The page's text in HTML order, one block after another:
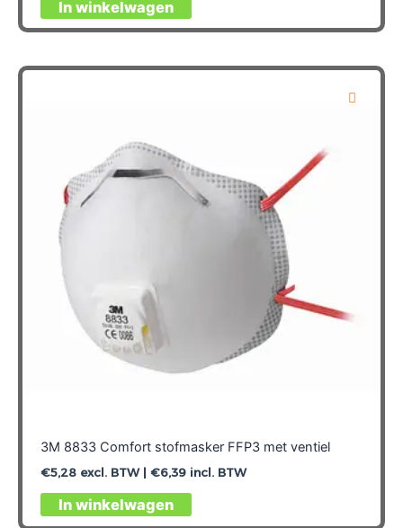
In winkelwagen
3M 8833 Comfort stofmasker FFP3 met ventiel
€5,28excl. BTW | €6,39incl. BTW
In winkelwagen